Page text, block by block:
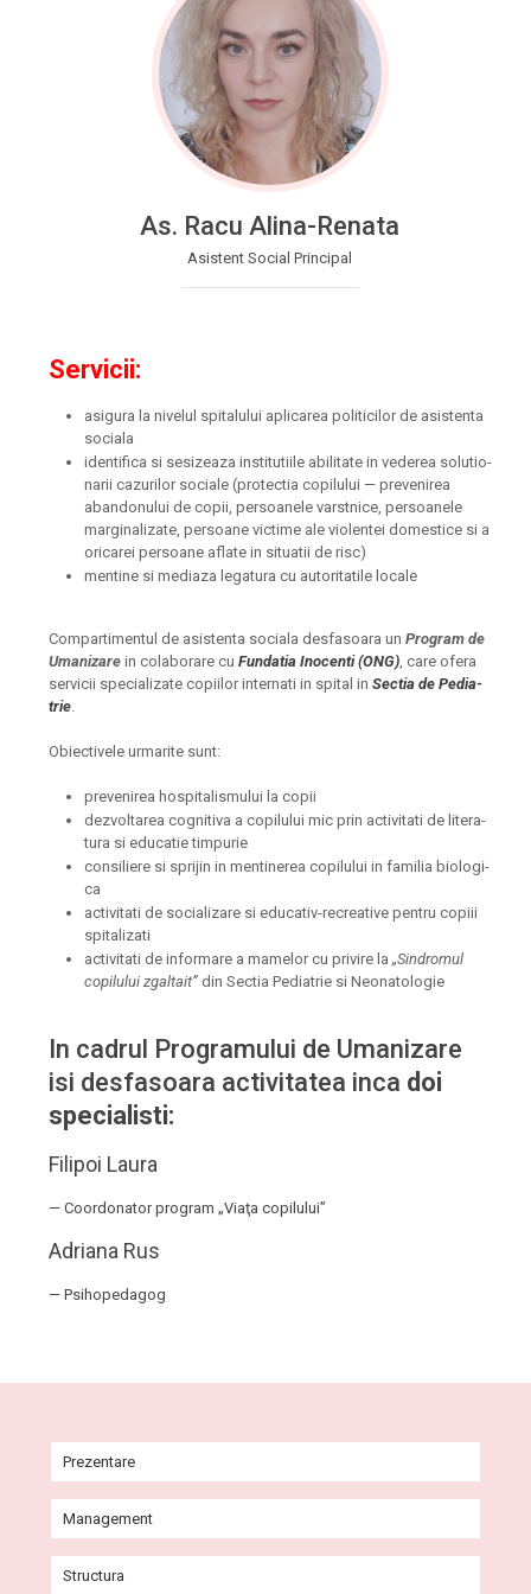
As. Racu Ali­na-Rena­ta
Asis­tent Soci­al Prin­ci­pal
Ser­vi­cii:
asi­gu­ra la nive­lul spi­ta­lu­lui apli­ca­rea poli­ti­ci­lor de asis­ten­ta
soci­a­la
iden­ti­fi­ca si sesi­zea­za insti­tu­ti­i­le abi­li­ta­te in vede­rea solu­tio­
na­rii cazu­ri­lor soci­a­le (pro­tec­tia copi­lu­lui — pre­ve­ni­rea
aban­do­nu­lui de copii, per­soa­ne­le var­st­ni­ce, per­soa­ne­le
mar­gi­na­li­za­te, per­soa­ne vic­ti­me ale vio­len­tei domes­ti­ce si a
ori­ca­rei per­soa­ne afla­te in situ­a­tii de risc)
men­ti­ne si medi­a­za lega­tu­ra cu auto­ri­ta­ti­le loca­le
Com­par­ti­men­tul de asis­ten­ta soci­a­la des­fa­soa­ra un Pro­gram de
Uma­ni­za­rein cola­bo­ra­re cu Fun­da­tia Ino­cen­ti (ONG), care ofe­ra
ser­vi­cii spe­cia­li­za­te copi­i­lor inter­nati in spi­tal in Sec­tia de Pedia­
trie.
Obiec­ti­ve­le urma­ri­te sunt:
pre­ve­ni­rea hos­pi­ta­lis­mu­lui la copii
dezvol­ta­rea cog­ni­ti­va a copi­lu­lui mic prin acti­vi­tati de lite­ra­
tu­ra si edu­ca­tie tim­pu­rie
con­si­li­e­re si spri­jin in men­ti­ne­rea copi­lu­lui in fami­lia bio­lo­gi­
ca
acti­vi­tati de soci­a­li­za­re si edu­ca­tiv-recre­a­ti­ve pen­tru copi­ii
spi­ta­li­zati
acti­vi­tati de infor­ma­re a mame­lor cu pri­vi­re la „Sin­dro­mul
copi­lu­lui zgal­tait”din Sec­tia Pedia­trie si Neo­na­to­lo­gie
In cadrul Pro­gra­mu­lui de Uma­ni­za­re
isi des­fa­soa­ra acti­vi­ta­tea inca doi
spe­cia­listi:
Fili­poi Lau­ra
— Coordonator program „Viaţa copilului”
Adriana Rus
— Psihopedagog
Prezentare
Misiune și viziune
Management
Structura